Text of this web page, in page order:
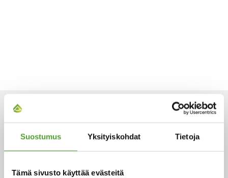
Suostumus Yksityiskohdat Tietoja
Tämä sivusto käyttää evästeitä
ARTIKKELIT